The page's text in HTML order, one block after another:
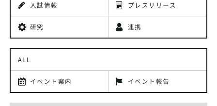
入試情報 プレスリリース
研究 連携
ALL
イベント案内 イベント報告